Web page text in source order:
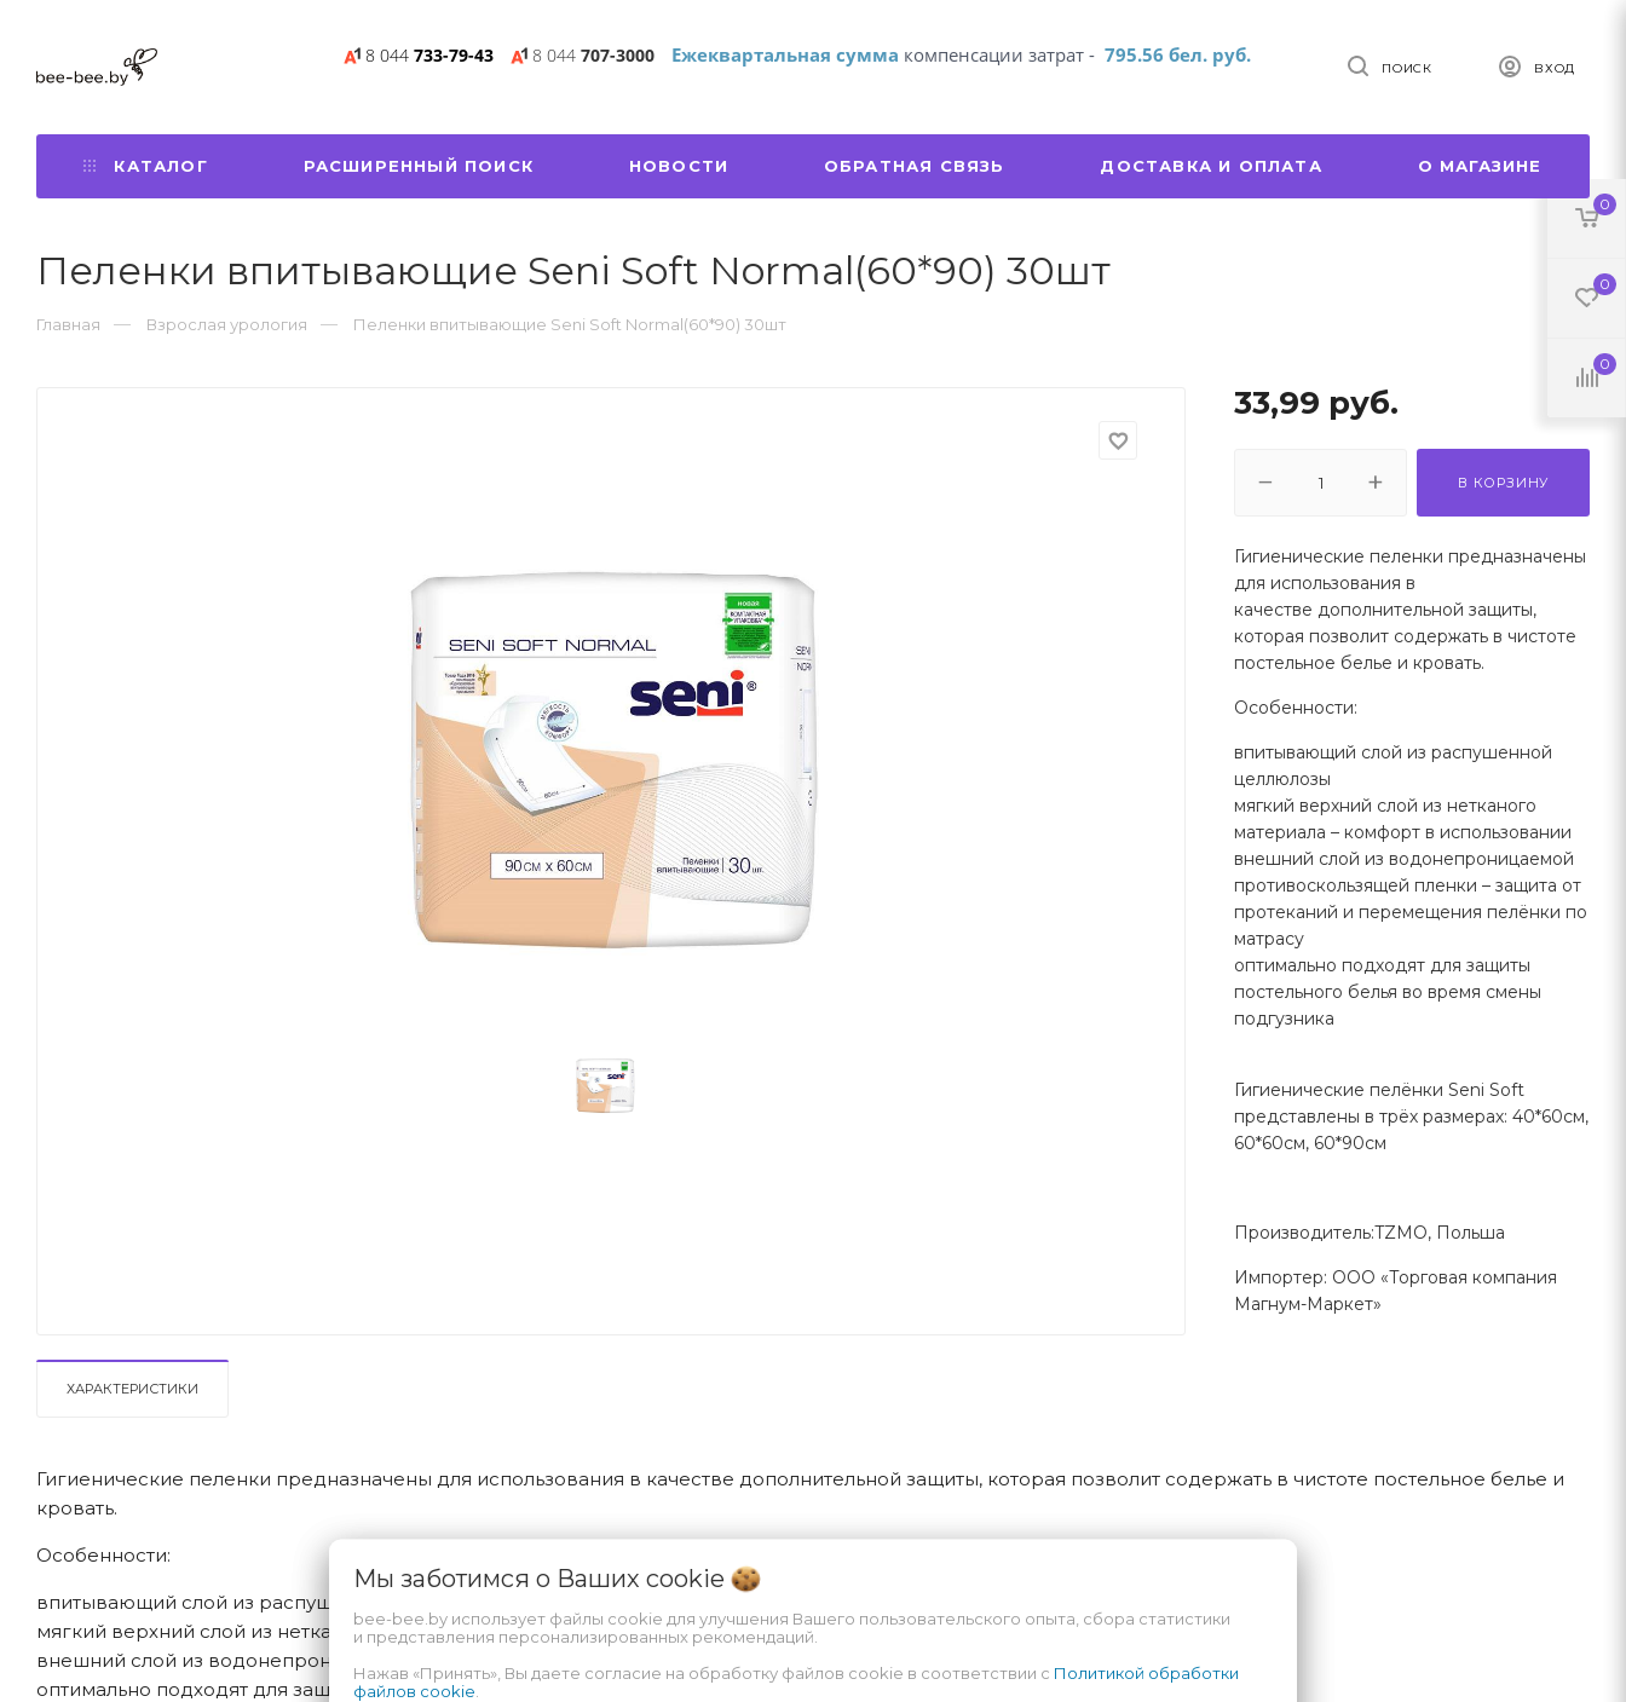
8 044 733-79-43 8 044 707-3000 Ежеквартальная сумма компенсации затрат- 795.56 бел. руб.
ПОИСК ВХОД
КАТАЛОГ РАСШИРЕННЫЙ ПОИСК НОВОСТИ ОБРАТНАЯ СВЯЗЬ ДОСТАВКА И ОПЛАТА О МАГАЗИНЕ
0
0
0
Пеленки впитывающие Seni Soft Normal(60*90) 30шт
Главная Взрослая урология Пеленки впитывающие Seni Soft Normal(60*90) 30шт
favorite_border
33,99 руб.
В КОРЗИНУ
Гигиенические пеленки предназначены
для использования в
качестве дополнительной защиты,
которая позволит содержать в чистоте
постельное белье и кровать.
Особенности:
впитывающий слой из распушенной
целлюлозы
мягкий верхний слой из нетканого
материала – комфорт в использовании
внешний слой из водонепроницаемой
противоскользящей пленки – защита от
протеканий и перемещения пелёнки по
матрасу
оптимально подходят для защиты
постельного белья во время смены
подгузника
Гигиенические пелёнки Seni Soft
представлены в трёх размерах: 40*60см,
60*60см, 60*90см
Производитель:TZMO, Польша
Импортер: ООО «Торговая компания
Магнум-Маркет»
ХАРАКТЕРИСТИКИ
Гигиенические пеленки предназначены для использования в качестве дополнительной защиты, которая позволит содержать в чистоте постельное белье и
кровать.
Особенности:
впитывающий слой из распушенной целлюлозы
мягкий верхний слой из нетканого материала – комфорт в использовании
внешний слой из водонепроницаемой противоскользящей пленки – защита от протеканий и перемещения пелёнки по матрасу
оптимально подходят для защиты постельного белья во время смены подгузника
Мы заботимся о Ваших cookie
bee-bee.by использует файлы cookie для улучшения Вашего пользовательского опыта, сбора статистики
и представления персонализированных рекомендаций.
Нажав «Принять», Вы даете согласие на обработку файлов cookie в соответствии с Политикой обработки
файлов cookie